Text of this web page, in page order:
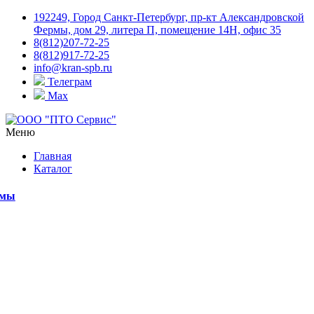
192249, Город Санкт-Петербург, пр-кт Александровской
Фермы, дом 29, литера П, помещение 14Н, офис 35
8(812)207-72-25
8(812)917-72-25
info@kran-spb.ru
Телеграм
Max
Меню
Главная
Каталог